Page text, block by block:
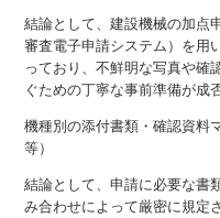
結論として、建設機械の加点
審査電子申請システム）を用
っており、不鮮明な写真や確
ぐための丁寧な事前準備が成
機種別の添付書類・確認資料
等）
結論として、申請に必要な書
み合わせによって厳密に規定